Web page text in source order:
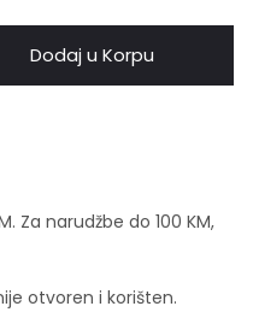
Dodaj u Korpu
Za narudžbe do 100 KM,
otvoren i korišten.